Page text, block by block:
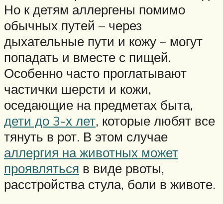
Но к детям аллергены помимо
обычных путей – через
дыхательные пути и кожу – могут
попадать и вместе с пищей.
Особенно часто проглатывают
частички шерсти и кожи,
оседающие на предметах быта,
дети до 3-х лет, которые любят все
тянуть в рот. В этом случае
аллергия на животных может
проявляться в виде рвоты,
расстройства стула, боли в животе.